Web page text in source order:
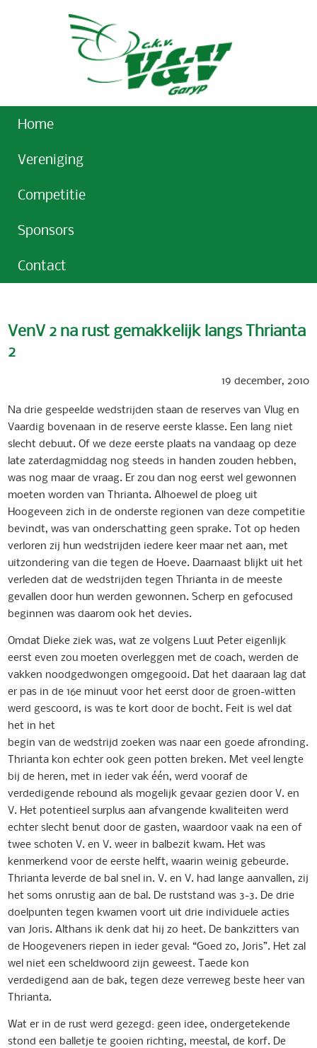
Home
Vereniging
Competitie
Sponsors
Contact
VenV 2 na rust gemakkelijk langs Thrianta
2
19 december, 2010
Na drie gespeelde wedstrijden staan de reserves van Vlug en
Vaardig bovenaan in de reserve eerste klasse. Een lang niet
slecht debuut. Of we deze eerste plaats na vandaag op deze
late zaterdagmiddag nog steeds in handen zouden hebben,
was nog maar de vraag. Er zou dan nog eerst wel gewonnen
moeten worden van Thrianta. Alhoewel de ploeg uit
Hoogeveen zich in de onderste regionen van deze competitie
bevindt, was van onderschatting geen sprake. Tot op heden
verloren zij hun wedstrijden iedere keer maar net aan, met
uitzondering van die tegen de Hoeve. Daarnaast blijkt uit het
verleden dat de wedstrijden tegen Thrianta in de meeste
gevallen door hun werden gewonnen. Scherp en gefocused
beginnen was daarom ook het devies.
Omdat Dieke ziek was, wat ze volgens Luut Peter eigenlijk
eerst even zou moeten overleggen met de coach, werden de
vakken noodgedwongen omgegooid. Dat het daaraan lag dat
er pas in de 16e minuut voor het eerst door de groen-witten
werd gescoord, is was te kort door de bocht. Feit is wel dat
het in het
begin van de wedstrijd zoeken was naar een goede afronding.
Thrianta kon echter ook geen potten breken. Met veel lengte
bij de heren, met in ieder vak één, werd vooraf de
verdedigende rebound als mogelijk gevaar gezien door V. en
V. Het potentieel surplus aan afvangende kwaliteiten werd
echter slecht benut door de gasten, waardoor vaak na een of
twee schoten V. en V. weer in balbezit kwam. Het was
kenmerkend voor de eerste helft, waarin weinig gebeurde.
Thrianta leverde de bal snel in. V. en V. had lange aanvallen, zij
het soms onrustig aan de bal. De ruststand was 3-3. De drie
doelpunten tegen kwamen voort uit drie individuele acties
van Joris. Althans ik denk dat hij zo heet. De bankzitters van
de Hoogeveners riepen in ieder geval: “Goed zo, Joris”. Het zal
wel niet een scheldwoord zijn geweest. Taede kon
verdedigend aan de bak, tegen deze verreweg beste heer van
Thrianta.
Wat er in de rust werd gezegd: geen idee, ondergetekende
stond een balletje te gooien richting, meestal, de korf. De